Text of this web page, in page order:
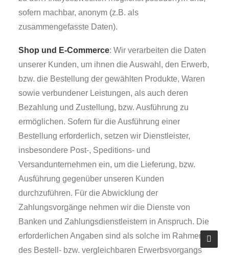
sofern machbar, anonym (z.B. als
zusammengefasste Daten).
Shop und E-Commerce: Wir verarbeiten die Daten
unserer Kunden, um ihnen die Auswahl, den Erwerb,
bzw. die Bestellung der gewählten Produkte, Waren
sowie verbundener Leistungen, als auch deren
Bezahlung und Zustellung, bzw. Ausführung zu
ermöglichen. Sofern für die Ausführung einer
Bestellung erforderlich, setzen wir Dienstleister,
insbesondere Post-, Speditions- und
Versandunternehmen ein, um die Lieferung, bzw.
Ausführung gegenüber unseren Kunden
durchzuführen. Für die Abwicklung der
Zahlungsvorgänge nehmen wir die Dienste von
Banken und Zahlungsdienstleistern in Anspruch. Die
erforderlichen Angaben sind als solche im Rahmen
des Bestell- bzw. vergleichbaren Erwerbsvorgangs